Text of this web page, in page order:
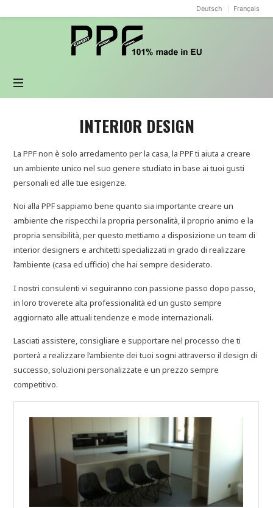
Deutsch Français
PPF
design
INTERIOR DESIGN
La PPF non è solo arredamento per la casa, la PPF ti aiuta a creare
un ambiente unico nel suo genere studiato in base ai tuoi gusti
personali ed alle tue esigenze.
Noi alla PPF sappiamo bene quanto sia importante creare un
ambiente che rispecchi la propria personalità, il proprio animo e la
propria sensibilità, per questo mettiamo a disposizione un team di
interior designers e architetti specializzati in grado di realizzare
l’ambiente (casa ed ufficio) che hai sempre desiderato.
I nostri consulenti vi seguiranno con passione passo dopo passo,
in loro troverete alta professionalità ed un gusto sempre
aggiornato alle attuali tendenze e mode internazionali.
Lasciati assistere, consigliare e supportare nel processo che ti
porterà a realizzare l’ambiente dei tuoi sogni attraverso il design di
successo, soluzioni personalizzate e un prezzo sempre
competitivo.